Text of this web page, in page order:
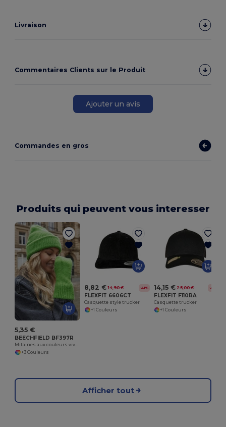
Livraison
Commentaires Clients sur le Produit
Ajouter un avis
Commandes en gros
Produits qui peuvent vous interesser
5,35 €
BEECHFIELD BF397R
Mitaines aux couleurs vives
+3 Couleurs
8,82 € 14,90 € -41%
FLEXFIT 6606CT
Casquette style trucker
+1 Couleurs
14,15 € 25,00 € -43%
FLEXFIT F110RA
Casquette trucker
+1 Couleurs
Afficher tout